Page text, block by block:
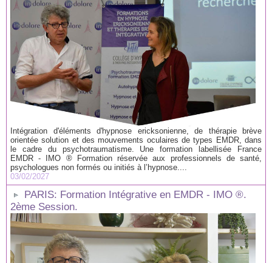
Intégration d'éléments d'hypnose ericksonienne, de thérapie brève
orientée solution et des mouvements oculaires de types EMDR, dans
le cadre du psychotraumatisme. Une formation labellisée France
EMDR - IMO ® Formation réservée aux professionnels de santé,
psychologues non formés ou initiés à l’hypnose....
03/02/2027
PARIS: Formation Intégrative en EMDR - IMO ®.
2ème Session.